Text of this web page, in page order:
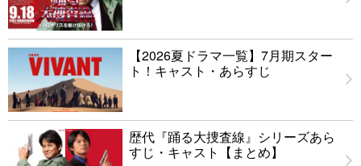
【2026夏ドラマ一覧】7月期スター
ト！キャスト・あらすじ
歴代『踊る大捜査線』シリーズあら
すじ・キャスト【まとめ】